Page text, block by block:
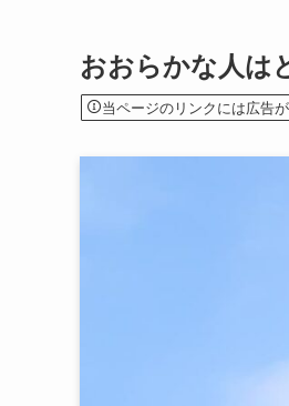
おおらかな人は
当ページのリンクには広告